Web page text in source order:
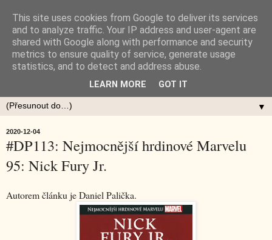
▼
2020-12-04
#DP113: Nejmocnější hrdinové Marvelu
95: Nick Fury Jr.
Autorem článku je Daniel Palička.
This site uses cookies from Google to deliver its services
and to analyze traffic. Your IP address and user-agent are
shared with Google along with performance and security
metrics to ensure quality of service, generate usage
statistics, and to detect and address abuse.
LEARN MORE GOT IT